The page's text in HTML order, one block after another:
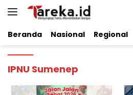
Beranda Nasional Regional
IPNU Sumenep